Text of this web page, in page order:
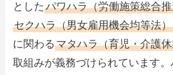
としたパワハラ（労働施策総合
セクハラ（男女雇用機会均等法）
に関わるマタハラ（育児・介護
取組みが義務づけられています